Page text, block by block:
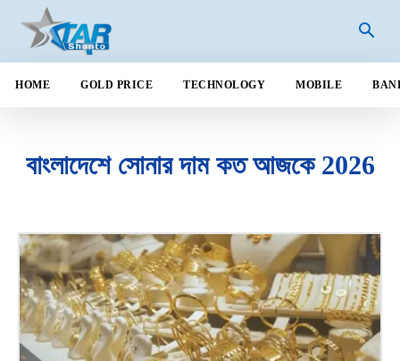
HOME GOLD PRICE TECHNOLOGY MOBILE
বাংলাদেশে সোনার দাম কত আজকে 2026